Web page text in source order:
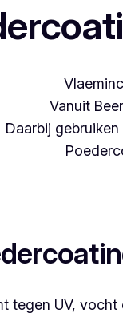
Vanuit
Daarbij
tegen UV, vocht